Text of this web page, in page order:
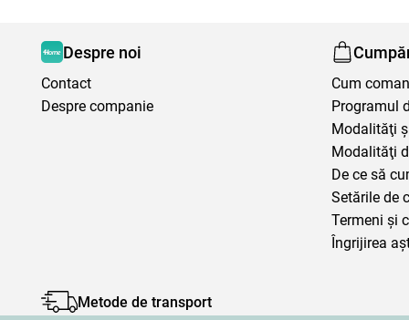
Despre noi
Contact
Despre companie
Cum
Programul
Modalităţi
Modalităţi
De ce să
Setările de
Termeni şi
Îngrijirea
Metode de transport